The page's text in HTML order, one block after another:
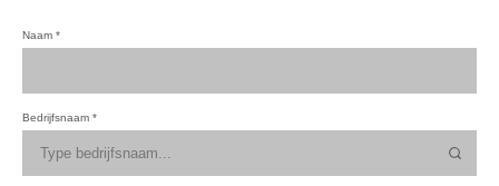
Naam *
Bedrijfsnaam *